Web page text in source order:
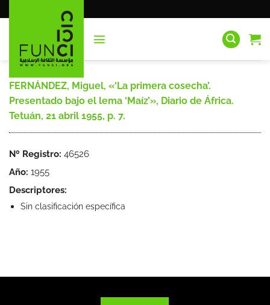
al
FERNÁNDEZ, Miguel, «‘La primera cosecha’.
Presentado bajo el lema ‘Maíz’», Diario de África.
Tetuán, 21 abril 1955, p. 7.
Nº Registro: 46526
Año: 1955
Descriptores:
Sin clasificación específica